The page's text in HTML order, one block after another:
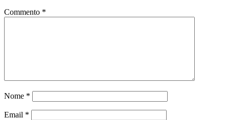
Commento *
Nome *
Email *